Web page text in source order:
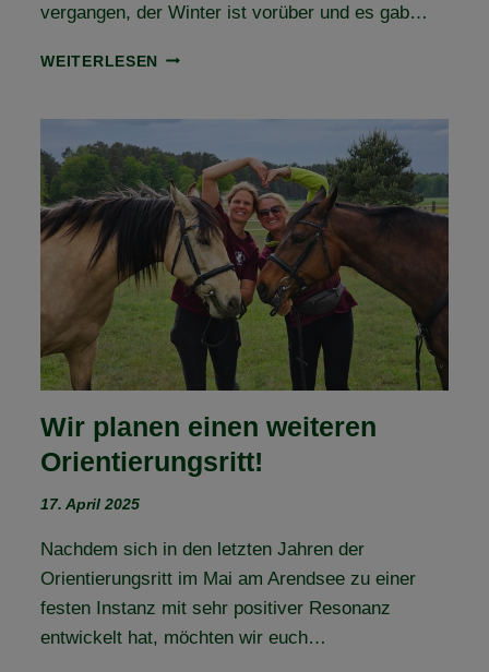
vergangen, der Winter ist vorüber und es gab…
WEITERLESEN
MITGLIEDER
IN
DER
AUSBILDUNG
TEIL
3
Wir planen einen weiteren
Orientierungsritt!
17. April 2025
Nachdem sich in den letzten Jahren der
Orientierungsritt im Mai am Arendsee zu einer
festen Instanz mit sehr positiver Resonanz
entwickelt hat, möchten wir euch…